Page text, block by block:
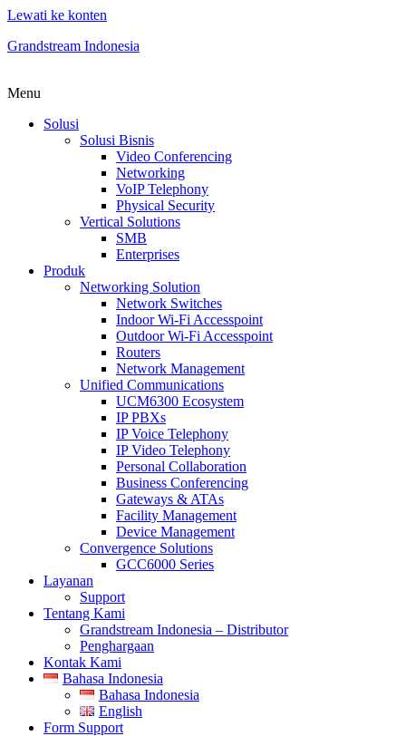
Lewati ke konten
Grandstream Indonesia
Menu
Solusi
Solusi Bisnis
Video Conferencing
Networking
VoIP Telephony
Physical Security
Vertical Solutions
SMB
Enterprises
Produk
Networking Solution
Network Switches
Indoor Wi-Fi Accesspoint
Outdoor Wi-Fi Accesspoint
Routers
Network Management
Unified Communications
UCM6300 Ecosystem
IP PBXs
IP Voice Telephony
IP Video Telephony
Personal Collaboration
Business Conferencing
Gateways & ATAs
Facility Management
Device Management
Convergence Solutions
GCC6000 Series
Layanan
Support
Tentang Kami
Grandstream Indonesia – Distributor
Penghargaan
Kontak Kami
Bahasa Indonesia
Bahasa Indonesia
English
Form Support